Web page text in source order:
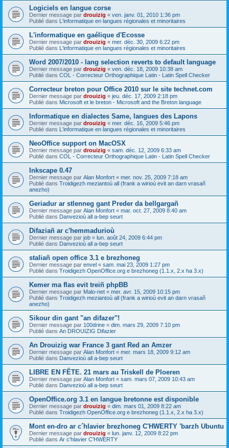
Logiciels en langue corse
Dernier message par drouizig « ven. janv. 01, 2010 1:36 pm
Publié dans L'informatique en langues régionales et minoritaires
L'informatique en gaélique d'Ecosse
Dernier message par drouizig « mer. déc. 30, 2009 6:22 pm
Publié dans L'informatique en langues régionales et minoritaires
Word 2007/2010 - lang selection reverts to default language
Dernier message par drouizig « ven. déc. 18, 2009 10:38 am
Publié dans COL - Correcteur Orthographique Latin - Latin Spell Checker
Correcteur breton pour Office 2010 sur le site technet.com
Dernier message par drouizig « jeu. déc. 17, 2009 2:18 pm
Publié dans Microsoft et le breton - Microsoft and the Breton language
Informatique en dialectes Same, langues des Lapons
Dernier message par drouizig « mer. déc. 16, 2009 5:46 pm
Publié dans L'informatique en langues régionales et minoritaires
NeoOffice support on MacOSX
Dernier message par drouizig « sam. déc. 12, 2009 6:33 am
Publié dans COL - Correcteur Orthographique Latin - Latin Spell Checker
Inkscape 0.47
Dernier message par Alan Monfort « mer. nov. 25, 2009 7:18 am
Publié dans Troidigezh meziantoù all (frank a wirioù evit an darn vrasañ
anezho)
Geriadur ar stlenneg gant Preder da bellgargañ
Dernier message par Alan Monfort « mar. oct. 27, 2009 8:40 am
Publié dans Danvezioù all a-bep seurt
Difaziañ ar c'hemmadurioù
Dernier message par job « lun. août 24, 2009 6:44 pm
Publié dans Danvezioù all a-bep seurt
staliañ open office 3.1 e brezhoneg
Dernier message par envel « sam. mai 23, 2009 1:27 pm
Publié dans Troidigezh OpenOffice.org e brezhoneg (1.1.x, 2.x ha 3.x)
Kemer ma flas evit treiñ phpBB
Dernier message par Malo-net « mer. avr. 15, 2009 10:15 pm
Publié dans Troidigezh meziantoù all (frank a wirioù evit an darn vrasañ
anezho)
Sikour din gant "an difazer"!
Dernier message par 100drine « dim. mars 29, 2009 7:10 pm
Publié dans An DROUIZIG Difazier
An Drouizig war France 3 gant Red an Amzer
Dernier message par Alan Monfort « mer. mars 18, 2009 9:12 am
Publié dans Danvezioù all a-bep seurt
LIBRE EN FÊTE. 21 mars au Triskell de Ploeren
Dernier message par Alan Monfort « sam. mars 07, 2009 10:43 am
Publié dans Danvezioù all a-bep seurt
OpenOffice.org 3.1 en langue bretonne est disponible
Dernier message par drouizig « dim. mars 01, 2009 8:22 am
Publié dans Troidigezh OpenOffice.org e brezhoneg (1.1.x, 2.x ha 3.x)
Mont en-dro ar c´hlavier brezhoneg C'HWERTY 'barzh Ubuntu
Dernier message par drouizig « lun. janv. 12, 2009 8:22 pm
Publié dans Ar c'hlavier C'HWERTY